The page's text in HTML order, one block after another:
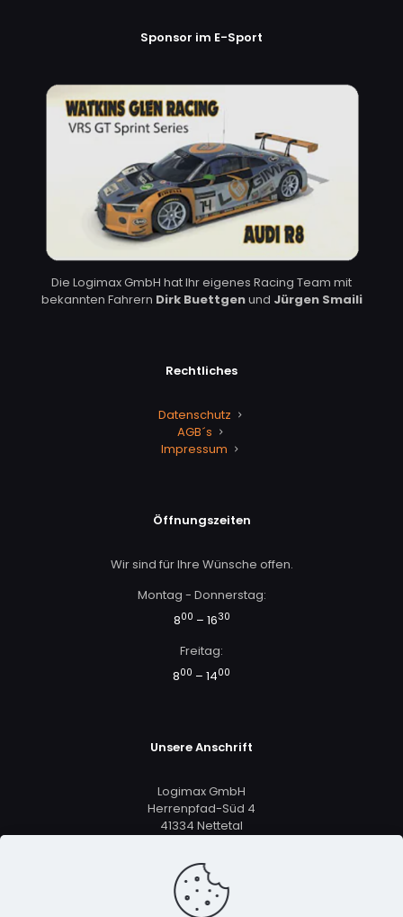
Sponsor im E-Sport
Die Logimax GmbH hat Ihr eigenes Racing Team mit
bekannten Fahrern Dirk Buettgenund Jürgen Smaili
Rechtliches
Datenschutz
AGB´s
Impressum
Öffnungszeiten
Wir sind für Ihre Wünsche offen.
Montag - Donnerstag:
800 – 1630
Freitag:
800 – 1400
Unsere Anschrift
Logimax GmbH
Herrenpfad-Süd 4
41334 Nettetal
+49 2161 5633 8801
vertrieb@logimax.de